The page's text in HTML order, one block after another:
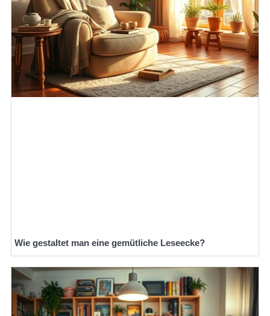
Wie gestaltet man eine gemütliche Leseecke?